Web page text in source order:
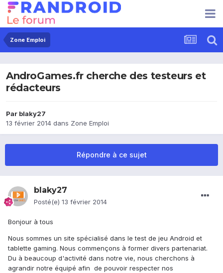
Zone Emploi
AndroGames.fr cherche des testeurs et
rédacteurs
Par blaky27
13 février 2014 dans Zone Emploi
Répondre à ce sujet
blaky27
Posté(e) 13 février 2014
Bonjour à tous
Nous sommes un site spécialisé dans le test de jeu Android et
tablette gaming. Nous commençons à former divers partenariat.
Du à beaucoup d'activité dans notre vie, nous cherchons à
agrandir notre équipé afin de pouvoir respecter nos